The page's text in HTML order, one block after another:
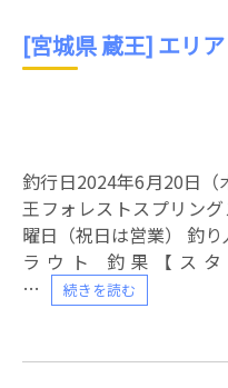
[宮城県 蔵王] エリ
釣行日2024年6月20日（
王フォレストスプリン
曜日（祝日は営業） 釣
ラウト 釣果【ス
続きを読む